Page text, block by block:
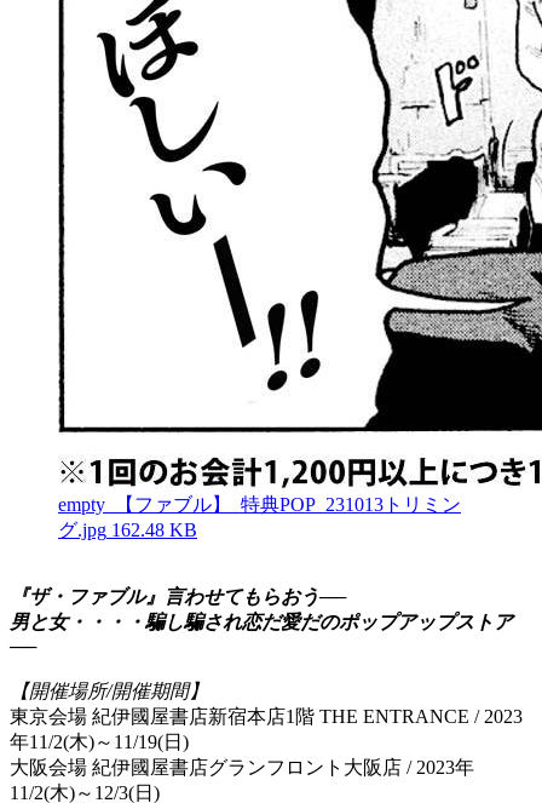
empty_【ファブル】_特典POP_231013トリミン
グ.jpg 162.48 KB
『ザ・ファブル』言わせてもらおう──
男と女・・・・騙し騙され恋だ愛だのポップアップストア
──
【開催場所/開催期間】
東京会場 紀伊國屋書店新宿本店1階 THE ENTRANCE / 2023
年11/2(木)～11/19(日)
大阪会場 紀伊國屋書店グランフロント大阪店 / 2023年
11/2(木)～12/3(日)